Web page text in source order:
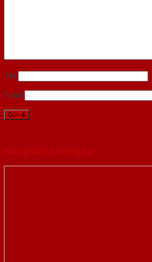
Tên
Email
Sản phẩm tương tự